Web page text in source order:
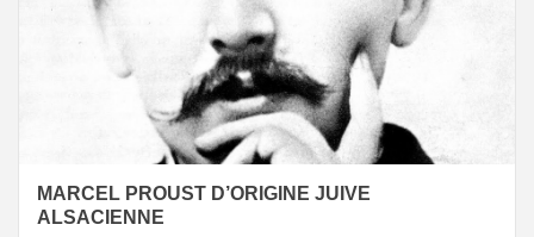
MARCEL PROUST D’ORIGINE JUIVE
ALSACIENNE